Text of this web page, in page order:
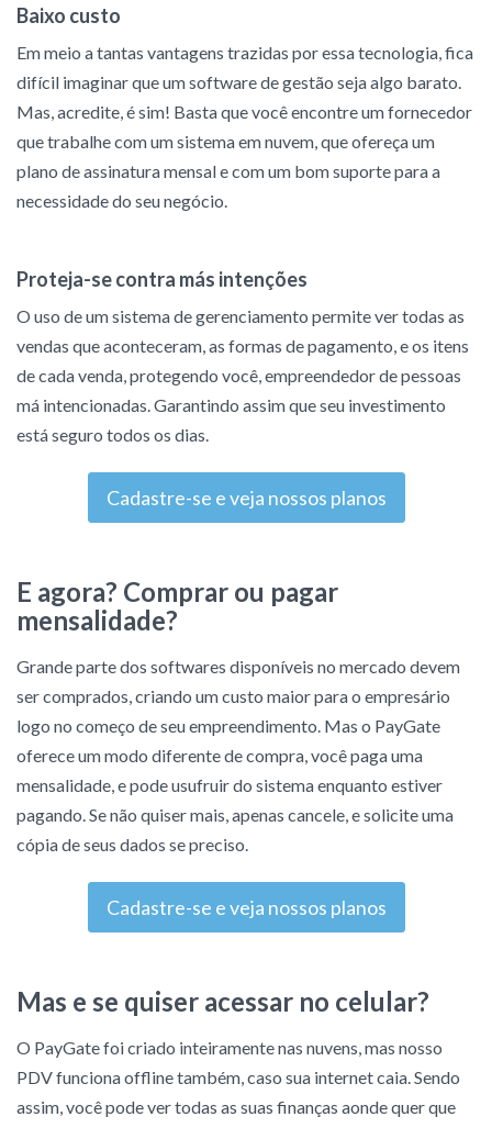
Baixo custo
Em meio a tantas vantagens trazidas por essa tecnologia, fica
difícil imaginar que um software de gestão seja algo barato.
Mas, acredite, é sim! Basta que você encontre um fornecedor
que trabalhe com um sistema em nuvem, que ofereça um
plano de assinatura mensal e com um bom suporte para a
necessidade do seu negócio.
Proteja-se contra más intenções
O uso de um sistema de gerenciamento permite ver todas as
vendas que aconteceram, as formas de pagamento, e os itens
de cada venda, protegendo você, empreendedor de pessoas
má intencionadas. Garantindo assim que seu investimento
está seguro todos os dias.
Cadastre-se e veja nossos planos
E agora? Comprar ou pagar
mensalidade?
Grande parte dos softwares disponíveis no mercado devem
ser comprados, criando um custo maior para o empresário
logo no começo de seu empreendimento. Mas o PayGate
oferece um modo diferente de compra, você paga uma
mensalidade, e pode usufruir do sistema enquanto estiver
pagando. Se não quiser mais, apenas cancele, e solicite uma
cópia de seus dados se preciso.
Cadastre-se e veja nossos planos
Mas e se quiser acessar no celular?
O PayGate foi criado inteiramente nas nuvens, mas nosso
PDV funciona offline também, caso sua internet caia. Sendo
assim, você pode ver todas as suas finanças aonde quer que